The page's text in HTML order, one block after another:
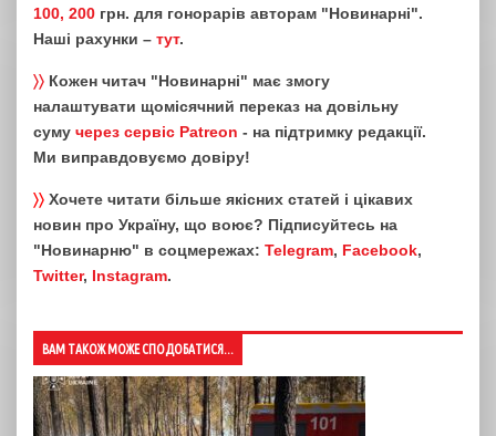
100, 200 грн. для гонорарів авторам "Новинарні".
Наші рахунки – тут.
〉〉 Кожен читач "Новинарні" має змогу
налаштувати щомісячний переказ на довільну
суму через сервіс Patreon - на підтримку редакції.
Ми виправдовуємо довіру!
〉〉 Хочете читати більше якісних статей і цікавих
новин про Україну, що воює? Підписуйтесь на
"Новинарню" в соцмережах: Telegram, Facebook,
Twitter, Instagram.
ВАМ ТАКОЖ МОЖЕ СПОДОБАТИСЯ...